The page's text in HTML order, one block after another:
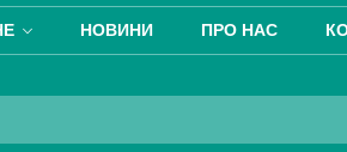
НОВИНИ ПРО НАС